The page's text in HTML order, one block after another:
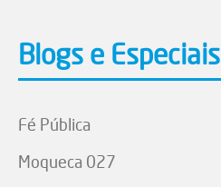
Blogs e Especiais
Fé Pública
Moqueca 027